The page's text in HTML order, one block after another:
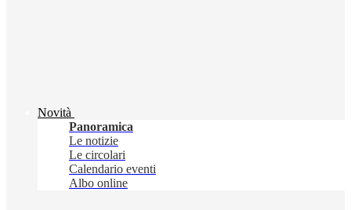
Novità
Panoramica
Le notizie
Le circolari
Calendario eventi
Albo online